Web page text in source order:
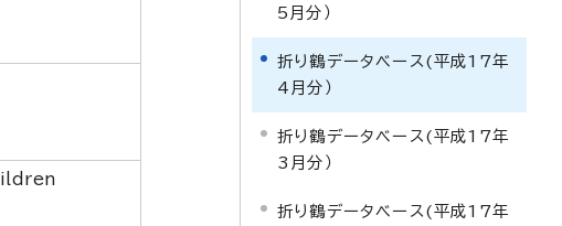
5月分）
折り鶴データベース(平成17年
4月分）
折り鶴データベース(平成17年
3月分）
折り鶴データベース(平成17年